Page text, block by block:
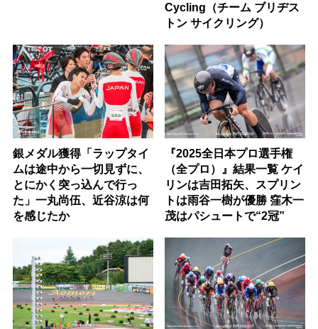
Cycling（チーム ブリヂス
トン サイクリング）
銀メダル獲得「ラップタイ
ムは途中から一切見ずに、
とにかく突っ込んで行っ
た」一丸尚伍、近谷涼は何
を感じたか
『2025全日本プロ選手権
（全プロ）』結果一覧 ケイ
リンは吉田拓矢、スプリン
トは雨谷一樹が優勝 窪木一
茂はパシュートで“2冠”